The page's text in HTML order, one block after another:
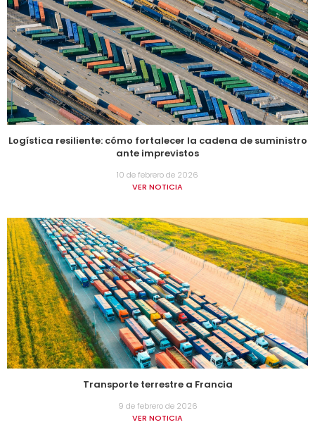
Logística resiliente: cómo fortalecer la cadena de suministro
ante imprevistos
10 de febrero de 2026
VER NOTICIA
Transporte terrestre a Francia
9 de febrero de 2026
VER NOTICIA